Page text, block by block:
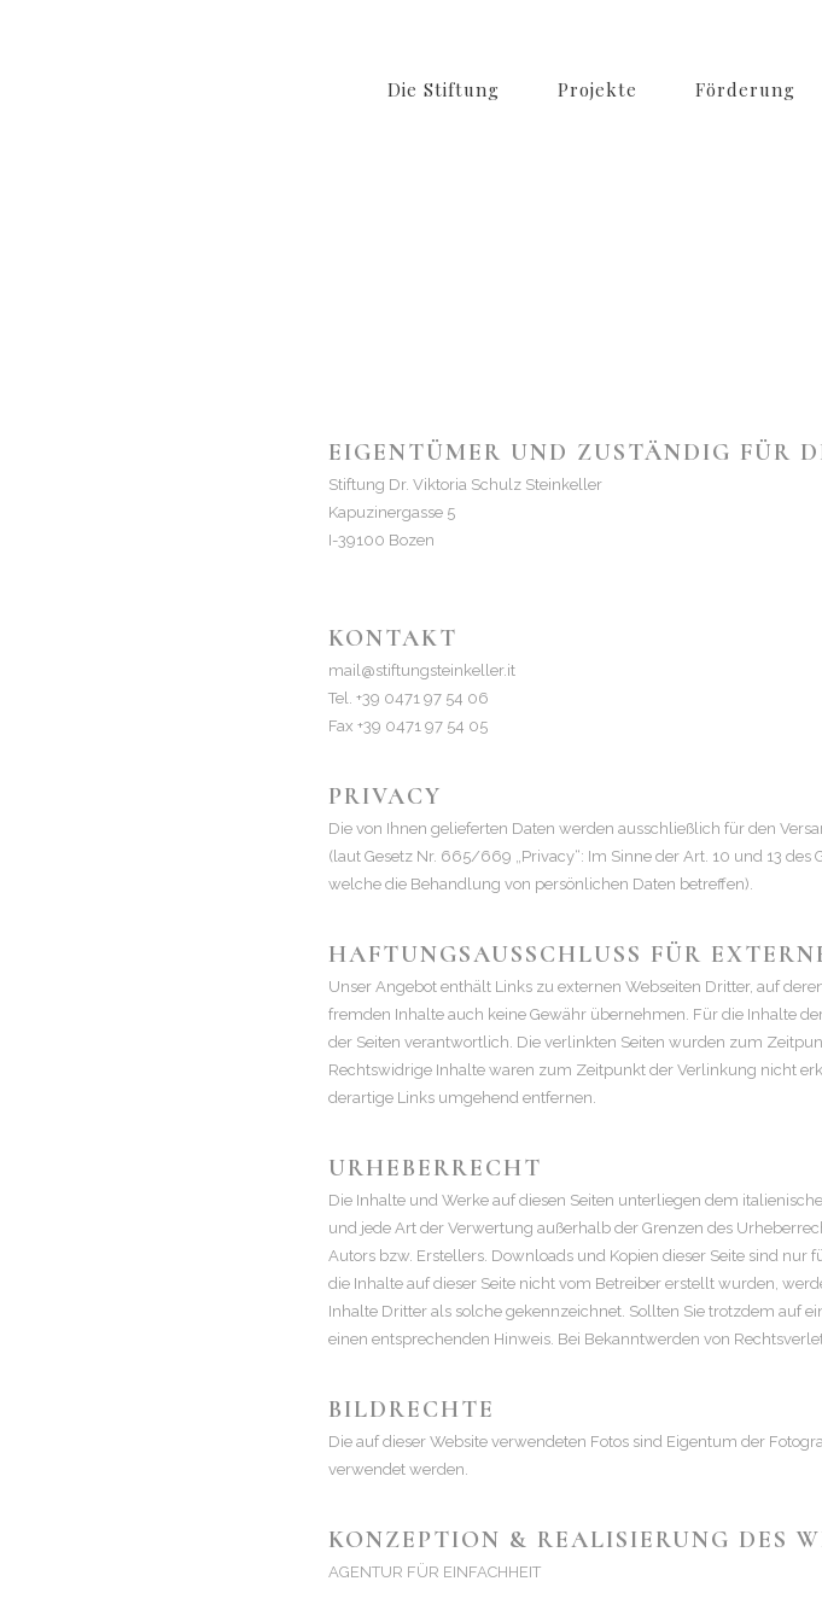
Die Stiftung Projekte Förderung
EIGENTÜMER UND ZUSTÄNDIG FÜR
Stiftung Dr. Viktoria Schulz Steinkeller
Kapuzinergasse 5
I-39100 Bozen
KONTAKT
mail@stiftungsteinkeller.it
Tel. +39 0471 97 54 06
Fax +39 0471 97 54 05
PRIVACY
Die von Ihnen gelieferten Daten werden ausschließlich für den
(laut Gesetz Nr. 665/669 „Privacy“: Im Sinne der Art. 10 und 13
welche die Behandlung von persönlichen Daten betreffen).
HAFTUNGSAUSSCHLUSS FÜR
Unser Angebot enthält Links zu externen Webseiten Dritter, auf
fremden Inhalte auch keine Gewähr übernehmen. Für die Inhalte
der Seiten verantwortlich. Die verlinkten Seiten wurden zum
Rechtswidrige Inhalte waren zum Zeitpunkt der Verlinkung nicht
derartige Links umgehend entfernen.
URHEBERRECHT
Die Inhalte und Werke auf diesen Seiten unterliegen dem
und jede Art der Verwertung außerhalb der Grenzen des
Autors bzw. Erstellers. Downloads und Kopien dieser Seite sind
die Inhalte auf dieser Seite nicht vom Betreiber erstellt wurden,
Inhalte Dritter als solche gekennzeichnet. Sollten Sie trotzdem auf
einen entsprechenden Hinweis. Bei Bekanntwerden von
BILDRECHTE
Die auf dieser Website verwendeten Fotos sind Eigentum der
verwendet werden.
KONZEPTION & REALISIERUNG DES
AGENTUR FÜR EINFACHHEIT